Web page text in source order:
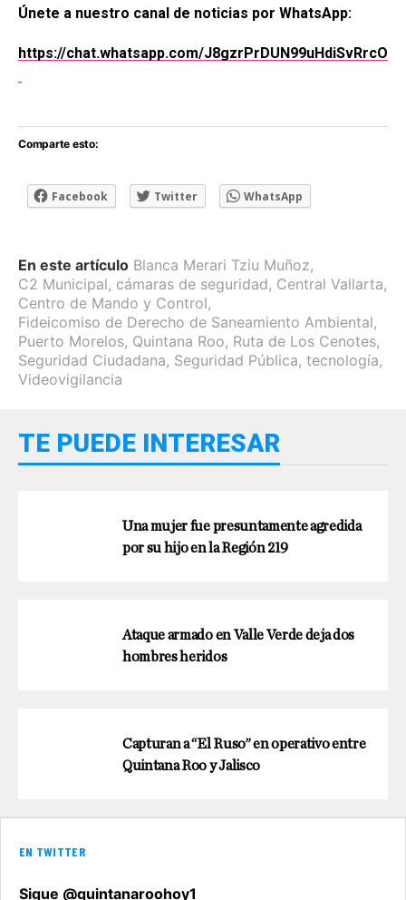
Únete a nuestro canal de noticias por WhatsApp:
https://chat.whatsapp.com/J8gzrPrDUN99uHdiSvRrcO
Comparte esto:
Facebook Twitter WhatsApp
En este artículo Blanca Merari Tziu Muñoz,
C2 Municipal, cámaras de seguridad, Central Vallarta,
Centro de Mando y Control,
Fideicomiso de Derecho de Saneamiento Ambiental,
Puerto Morelos, Quintana Roo, Ruta de Los Cenotes,
Seguridad Ciudadana, Seguridad Pública, tecnología,
Videovigilancia
TE PUEDE INTERESAR
Una mujer fue presuntamente agredida
por su hijo en la Región 219
Ataque armado en Valle Verde deja dos
hombres heridos
Capturan a “El Ruso” en operativo entre
Quintana Roo y Jalisco
EN TWITTER
Sigue @quintanaroohoy1